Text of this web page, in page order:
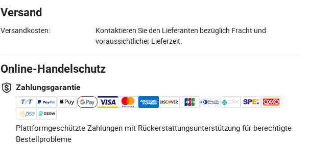
Versand
Versandkosten:
Kontaktieren Sie den Lieferanten bezüglich Fracht und
voraussichtlicher Lieferzeit.
Online-Handelschutz
Zahlungsgarantie
Plattformgeschützte Zahlungen mit Rückerstattungsunterstützung für berechtigte
Bestellprobleme